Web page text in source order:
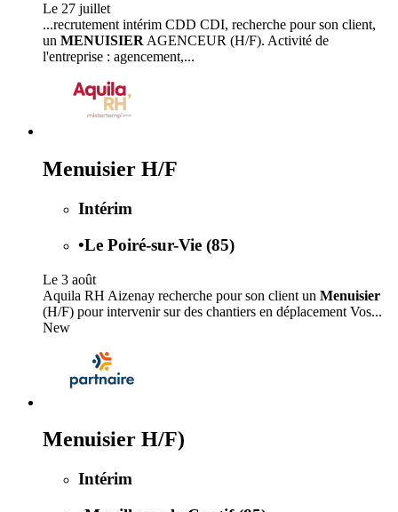
Le 27 juillet
...recrutement intérim CDD CDI, recherche pour son client,
un MENUISIER AGENCEUR (H/F). Activité de
l'entreprise : agencement,...
Menuisier H/F
Intérim
•Le Poiré-sur-Vie (85)
Le 3 août
Aquila RH Aizenay recherche pour son client un Menuisier
(H/F) pour intervenir sur des chantiers en déplacement Vos...
New
Menuisier H/F)
Intérim